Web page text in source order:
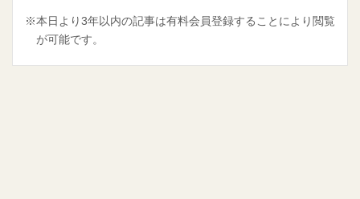
※本日より3年以内の記事は有料会員登録することにより閲覧
が可能です。